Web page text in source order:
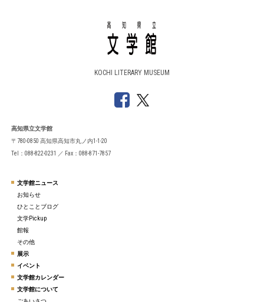
KOCHI LITERARY MUSEUM
高知県立文学館
〒780-0850 高知県高知市丸ノ内1-1-20
Tel：088-822-0231 ／ Fax：088-871-7857
文学館ニュース
お知らせ
ひとことブログ
文学Pickup
館報
その他
展示
イベント
文学館カレンダー
文学館について